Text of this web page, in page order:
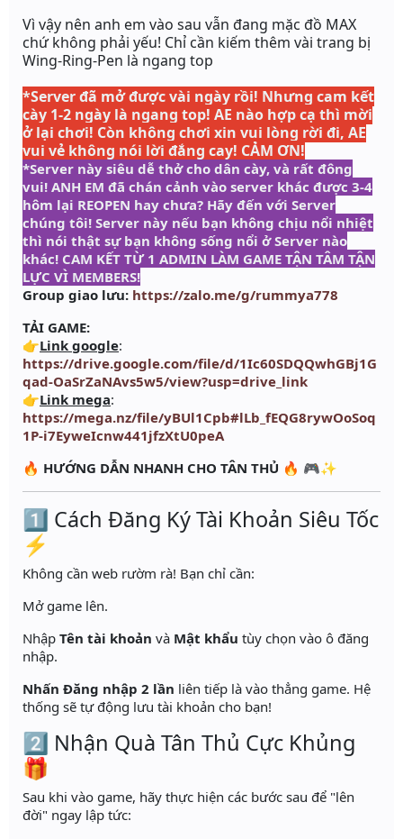
Vì vậy nên anh em vào sau vẫn đang mặc đồ MAX
chứ không phải yếu! Chỉ cần kiếm thêm vài trang bị
Wing-Ring-Pen là ngang top
*Server đã mở được vài ngày rồi! Nhưng cam kết
cày 1-2 ngày là ngang top! AE nào hợp cạ thì mời
ở lại chơi! Còn không chơi xin vui lòng rời đi, AE
vui vẻ không nói lời đắng cay! CẢM ƠN!
*Server này siêu dễ thở cho dân cày, và rất đông
vui! ANH EM đã chán cảnh vào server khác được 3-4
hôm lại REOPEN hay chưa? Hãy đến với Server
chúng tôi! Server này nếu bạn không chịu nổi nhiệt
thì nói thật sự bạn không sống nổi ở Server nào
khác! CAM KẾT TỪ 1 ADMIN LÀM GAME TẬN TÂM TẬN
LỰC VÌ MEMBERS!
Group giao lưu: https://zalo.me/g/rummya778
TẢI GAME:
👉Link google:
https://drive.google.com/file/d/1Ic60SDQQwhGBj1G
qad-OaSrZaNAvs5w5/view?usp=drive_link
👉Link mega:
https://mega.nz/file/yBUl1Cpb#lLb_fEQG8rywOoSoq
1P-i7EyweIcnw441jfzXtU0peA
🔥 HƯỚNG DẪN NHANH CHO TÂN THỦ 🔥 🎮✨
1️⃣ Cách Đăng Ký Tài Khoản Siêu Tốc
⚡
Không cần web rườm rà! Bạn chỉ cần:
Mở game lên.
Nhập Tên tài khoản và Mật khẩu tùy chọn vào ô đăng
nhập.
Nhấn Đăng nhập 2 lần liên tiếp là vào thẳng game. Hệ
thống sẽ tự động lưu tài khoản cho bạn!
2️⃣ Nhận Quà Tân Thủ Cực Khủng
🎁
Sau khi vào game, hãy thực hiện các bước sau để "lên
đời" ngay lập tức: